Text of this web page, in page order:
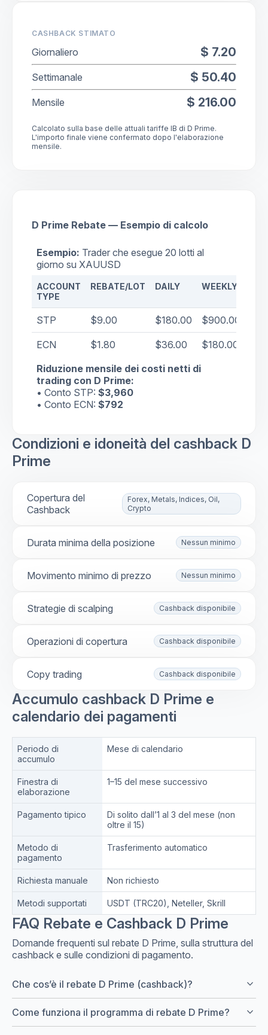
CASHBACK STIMATO
Giornaliero $ 7.20
Settimanale $ 50.40
Mensile $ 216.00
Calcolato sulla base delle attuali tariffe IB di D Prime.
L'importo finale viene confermato dopo l'elaborazione
mensile.
D Prime Rebate — Esempio di calcolo
Esempio: Trader che esegue 20 lotti al
giorno su XAUUSD
ACCOUNT
TYPE
REBATE/LOT DAILY WEEKLY
STP $9.00 $180.00 $900.00
ECN $1.80 $36.00 $180.00
Riduzione mensile dei costi netti di
trading con D Prime:
• Conto STP: $3,960
• Conto ECN: $792
Condizioni e idoneità del cashback D
Prime
Copertura del
Cashback
Forex, Metals, Indices, Oil,
Crypto
Durata minima della posizione Nessun minimo
Movimento minimo di prezzo Nessun minimo
Strategie di scalping Cashback disponibile
Operazioni di copertura Cashback disponibile
Copy trading Cashback disponibile
Accumulo cashback D Prime e
calendario dei pagamenti
Periodo di
accumulo
Mese di calendario
Finestra di
elaborazione
1–15 del mese successivo
Pagamento tipico
Di solito dall’1 al 3 del mese (non
oltre il 15)
Metodo di
pagamento
Trasferimento automatico
Richiesta manuale Non richiesto
Metodi supportati USDT (TRC20), Neteller, Skrill
FAQ Rebate e Cashback D Prime
Domande frequenti sul rebate D Prime, sulla struttura del
cashback e sulle condizioni di pagamento.
Che cos’è il rebate D Prime (cashback)? keyboard_arrow_down
Come funziona il programma di rebate D Prime? keyboard_arrow_down